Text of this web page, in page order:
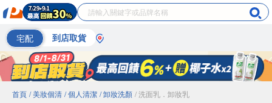
宅配 到店取貨
首頁 / 美妝個清 / 個人清潔 / 卸妝洗顏 / 洗面乳．卸妝乳